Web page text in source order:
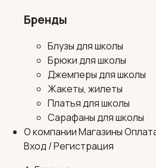
Бренды
Блузы для школы
Брюки для школы
Джемперы для школы
Жакеты, жилеты
Платья для школы
Сарафаны для школы
О компанииМагазины
Вход / Регистрация